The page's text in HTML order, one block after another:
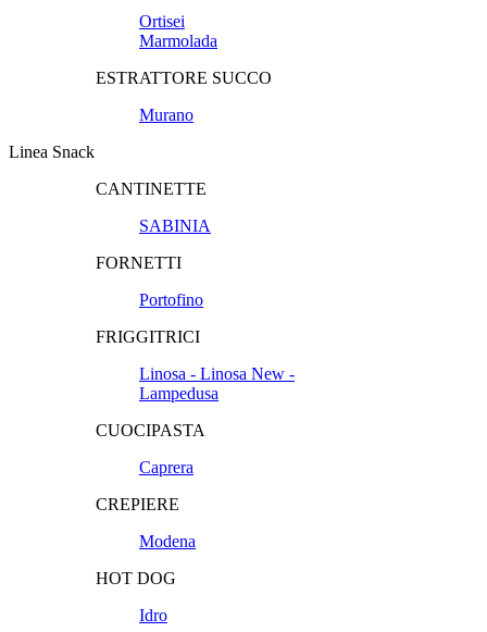
Ortisei
Marmolada
ESTRATTORE SUCCO
Murano
Linea Snack
CANTINETTE
SABINIA
FORNETTI
Portofino
FRIGGITRICI
Linosa - Linosa New -
Lampedusa
CUOCIPASTA
Caprera
CREPIERE
Modena
HOT DOG
Idro